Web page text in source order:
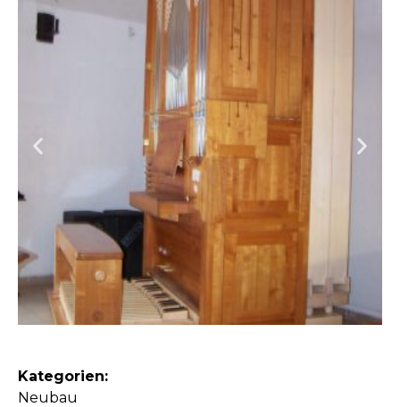
Kategorien:
Neubau